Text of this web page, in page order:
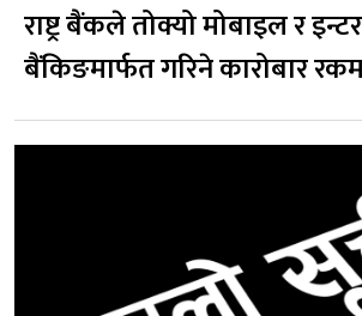
राष्ट्र बैंकले तोक्यो मोबाइल र
बैंकिङमार्फत गरिने कारोबार